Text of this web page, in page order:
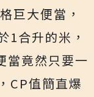
巨大便當，
1合升的米，
當竟然只要一
CP值簡直爆